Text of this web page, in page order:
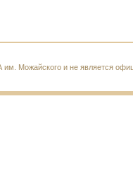
Можайского и не является